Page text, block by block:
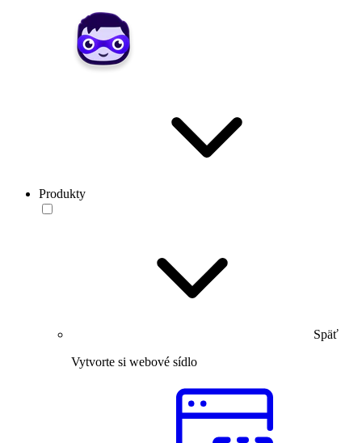
Produkty
Späť
Vytvorte si webové sídlo